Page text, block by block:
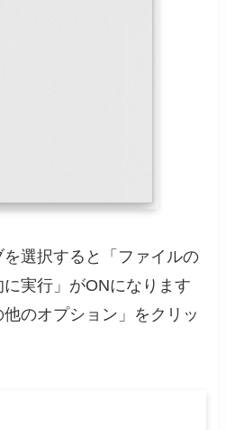
選択すると「ファイルの
実行」がONになります
のオプション」をクリッ